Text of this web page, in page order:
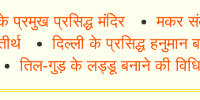
प्रमुख प्रसिद्ध मंदिर मकर
दिल्ली के प्रसिद्ध हनुमान
तिल-गुड़ के लड्डू बनाने की विधि